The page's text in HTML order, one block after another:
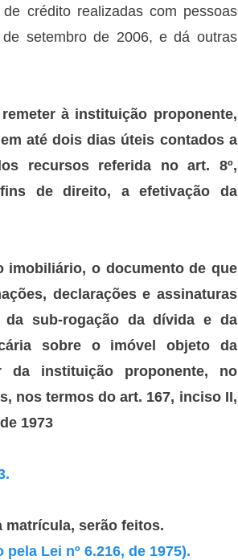
crédito realizadas com pessoas
setembro de 2006, e dá outras
à instituição proponente,
até dois dias úteis contados a
recursos referida no art. 8º,
de
direito, a efetivação da
imobiliário, o documento de que
declarações e assinaturas
da sub-rogação da dívida e da
sobre o
imóvel objeto da
da instituição proponente, no
nos termos do art. 167, inciso II,
1973
matrícula, serão feitos.
Lei nº 6.216, de 1975).